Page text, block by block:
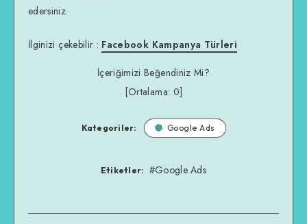
edersiniz.
İlginizi çekebilir : Facebook Kampanya Türleri
İçeriğimizi Beğendiniz Mi?
[Ortalama: 0]
Kategoriler: Google Ads
Etiketler: #Google Ads